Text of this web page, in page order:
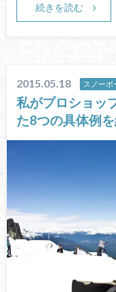
続きを読む
2015.05.18 スノー
私がプロショッ
た8つの具体例